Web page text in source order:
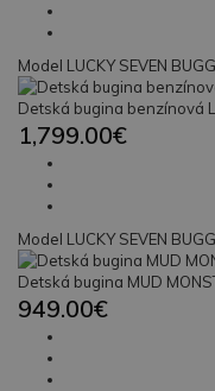
Model LUCKY SEVEN
Detská bugina benzínová
1,799.00€
Model LUCKY SEVEN
Detská bugina MUD
949.00€